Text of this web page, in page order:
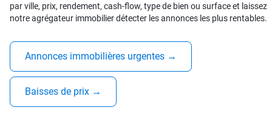
par ville, prix, rendement, cash-flow, type de bien ou surface et laissez
notre agrégateur immobilier détecter les annonces les plus rentables.
Annonces immobilières urgentes →
Baisses de prix →